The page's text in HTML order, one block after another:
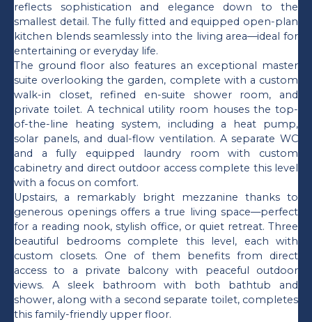
reflects sophistication and elegance down to the
smallest detail. The fully fitted and equipped open-plan
kitchen blends seamlessly into the living area—ideal for
entertaining or everyday life.
The ground floor also features an exceptional master
suite overlooking the garden, complete with a custom
walk-in closet, refined en-suite shower room, and
private toilet. A technical utility room houses the top-
of-the-line heating system, including a heat pump,
solar panels, and dual-flow ventilation. A separate WC
and a fully equipped laundry room with custom
cabinetry and direct outdoor access complete this level
with a focus on comfort.
Upstairs, a remarkably bright mezzanine thanks to
generous openings offers a true living space—perfect
for a reading nook, stylish office, or quiet retreat. Three
beautiful bedrooms complete this level, each with
custom closets. One of them benefits from direct
access to a private balcony with peaceful outdoor
views. A sleek bathroom with both bathtub and
shower, along with a second separate toilet, completes
this family-friendly upper floor.